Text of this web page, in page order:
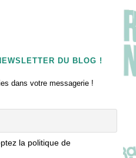
DU BLOG !
dans votre messagerie !
la politique de